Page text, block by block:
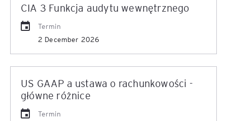
CIA 3 Funkcja audytu wewnętrznego
Termin
2 December 2026
US GAAP a ustawa o rachunkowości -
główne różnice
Termin